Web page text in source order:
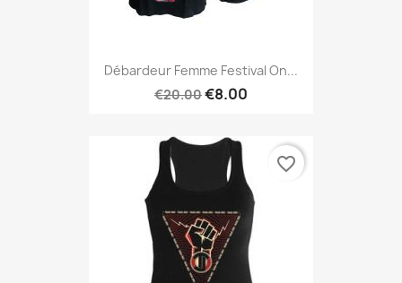
Débardeur Femme Festival On...
€20.00€8.00
favorite_border